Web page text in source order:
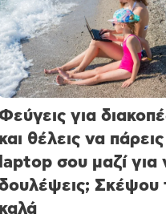
Φεύγεις για
και θέλεις να
laptop σου μαζί για
Σκέψου
καλά